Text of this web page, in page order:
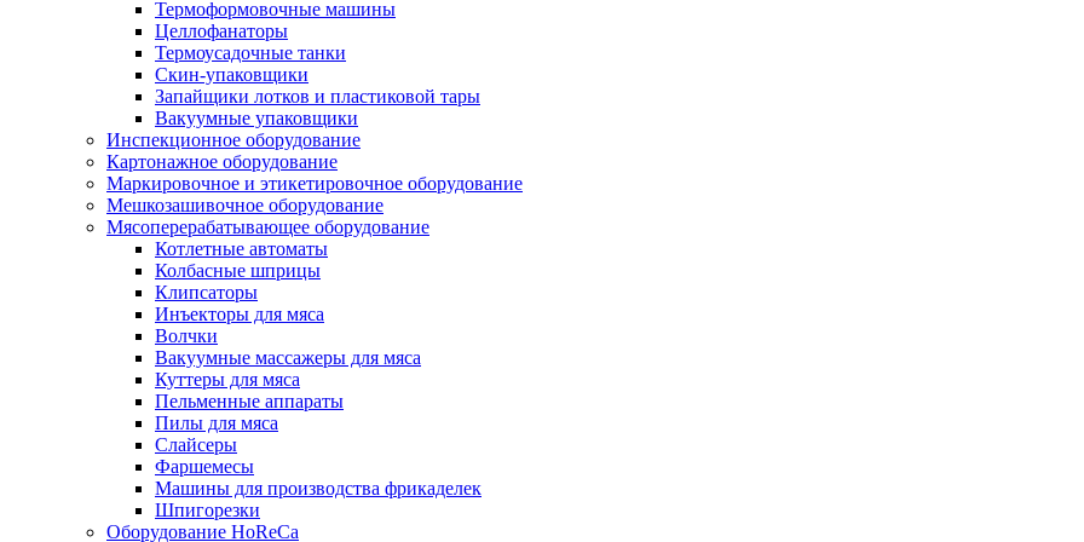
Термоформовочные машины
Целлофанаторы
Термоусадочные танки
Скин-упаковщики
Запайщики лотков и пластиковой тары
Вакуумные упаковщики
Инспекционное оборудование
Картонажное оборудование
Маркировочное и этикетировочное оборудование
Мешкозашивочное оборудование
Мясоперерабатывающее оборудование
Котлетные автоматы
Колбасные шприцы
Клипсаторы
Инъекторы для мяса
Волчки
Вакуумные массажеры для мяса
Куттеры для мяса
Пельменные аппараты
Пилы для мяса
Слайсеры
Фаршемесы
Машины для производства фрикаделек
Шпигорезки
Оборудование HoReCa